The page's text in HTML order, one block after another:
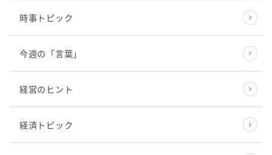
時事トピック
今週の「言葉」
経営のヒント
経済トピック